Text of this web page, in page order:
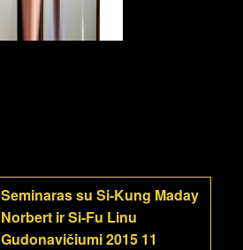
Seminaras su Si-Kung Maday
Norbert ir Si-Fu Linu
Gudonavičiumi 2015 11